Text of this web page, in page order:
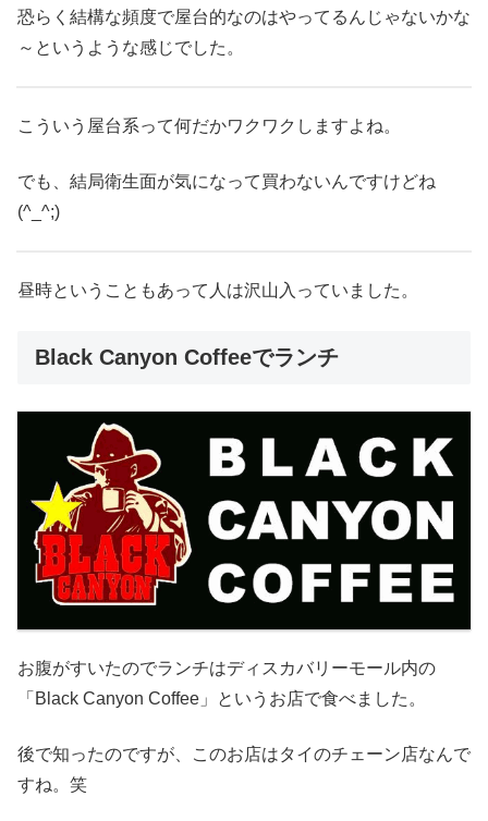
恐らく結構な頻度で屋台的なのはやってるんじゃないかな
～というような感じでした。
こういう屋台系って何だかワクワクしますよね。
でも、結局衛生面が気になって買わないんですけどね
(^_^;)
昼時ということもあって人は沢山入っていました。
Black Canyon Coffeeでランチ
お腹がすいたのでランチはディスカバリーモール内の
「Black Canyon Coffee」というお店で食べました。
後で知ったのですが、このお店はタイのチェーン店なんで
すね。笑